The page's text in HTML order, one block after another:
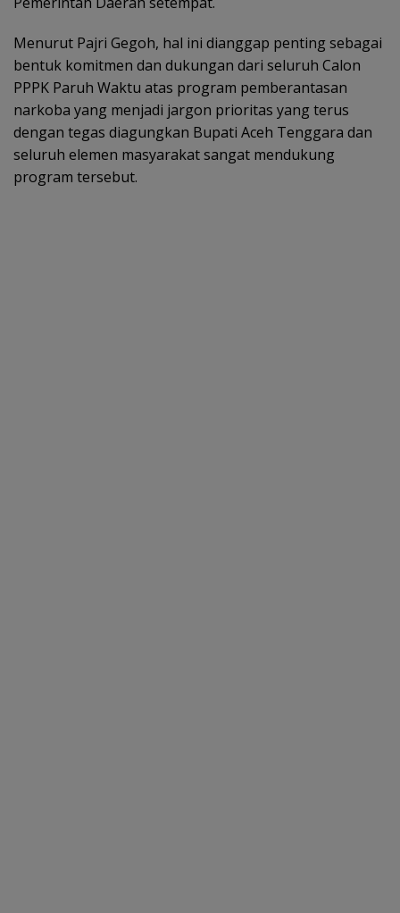
Menurut Pajri Gegoh, hal ini dianggap penting sebagai
bentuk komitmen dan dukungan dari seluruh Calon
PPPK Paruh Waktu atas program pemberantasan
narkoba yang menjadi jargon prioritas yang terus
dengan tegas diagungkan Bupati Aceh Tenggara dan
seluruh elemen masyarakat sangat mendukung
program tersebut.